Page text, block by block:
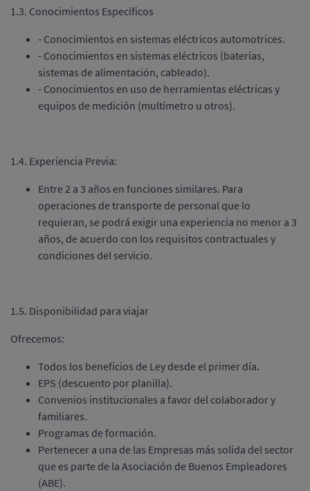
1.3. Conocimientos Específicos
- Conocimientos en sistemas eléctricos automotrices.
- Conocimientos en sistemas eléctricos (baterías,
sistemas de alimentación, cableado).
- Conocimientos en uso de herramientas eléctricas y
equipos de medición (multímetro u otros).
1.4. Experiencia Previa:
Entre 2 a 3 años en funciones similares. Para
operaciones de transporte de personal que lo
requieran, se podrá exigir una experiencia no menor a 3
años, de acuerdo con los requisitos contractuales y
condiciones del servicio.
1.5. Disponibilidad para viajar
Ofrecemos:
Todos los beneficios de Ley desde el primer día.
EPS (descuento por planilla).
Convenios institucionales a favor del colaborador y
familiares.
Programas de formación.
Pertenecer a una de las Empresas más solida del sector
que es parte de la Asociación de Buenos Empleadores
(ABE).